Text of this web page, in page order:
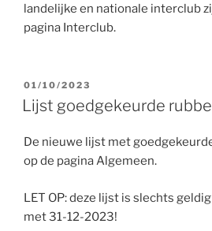
landelijke en nationale interclub
pagina Interclub.
GEPLAATST
OP
01/10/2023
Lijst goedgekeurde
De nieuwe lijst met
op de pagina Algemeen.
LET OP: deze lijst is slechts
met 31-12-2023!